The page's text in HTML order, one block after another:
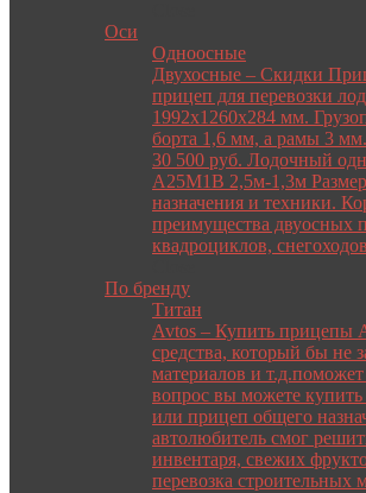
Оси
Одноосные
Двухосные – Скидки
прицеп для перевозки
1992х1260х284 мм.
борта 1,6 мм, а рамы 3
30 500 руб. Лодочный
A25M1B 2,5м-1,3м
назначения и техники.
преимущества двуосных
квадроциклов,
По бренду
Титан
Avtos – Купить прицепы
средства, который бы не
материалов и
вопрос вы можете
или прицеп общего
автолюбитель смог
инвентаря, свежих
перевозка строительных